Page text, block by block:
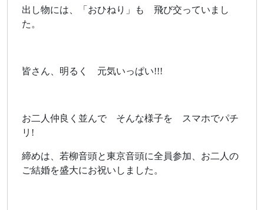
出し物には、「おひねり」も 飛び交っていまし
た。
皆さん、明るく 元気いっぱい!!!
お二人仲良く並んで そんな様子を スマホでパチ
リ!
締めは、若柳音頭と東京音頭に全員参加、お二人の
ご結婚を盛大にお祝いしました。